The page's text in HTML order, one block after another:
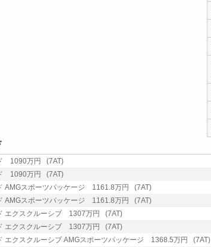
1090万円 (7AT)
1090万円 (7AT)
AMGスポーツパッケージ 1161.8万円 (7AT)
AMGスポーツパッケージ 1161.8万円 (7AT)
エクスクルーシブ 1307万円 (7AT)
エクスクルーシブ 1307万円 (7AT)
エクスクルーシブ AMGスポーツパッケージ 1368.5万円 (7AT)